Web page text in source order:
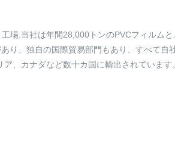
工場 .当社は年間28,000トンのPVCフィルム
り、独自の国際貿易部門もあり、すべて自
、カナダなど数十カ国に輸出されています。